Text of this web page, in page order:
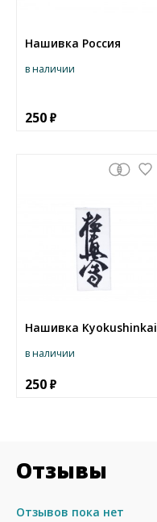
Нашивка Россия
в наличии
250
Нашивка Kyokushinkai
в наличии
250
Отзывы
Отзывов пока нет